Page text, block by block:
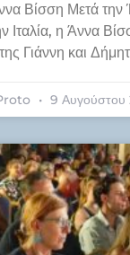
Βίσση Μετά την
Ιταλία, η Άννα
Γιάννη και
9 Αυγούστου